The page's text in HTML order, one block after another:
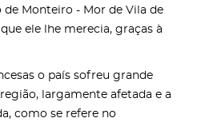
Monteiro - Mor de Vila de
ele lhe merecia, graças à
o país sofreu grande
largamente afetada e a
como se refere no